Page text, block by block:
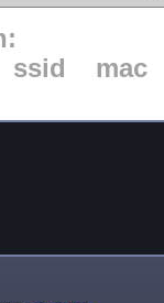
ssid mac